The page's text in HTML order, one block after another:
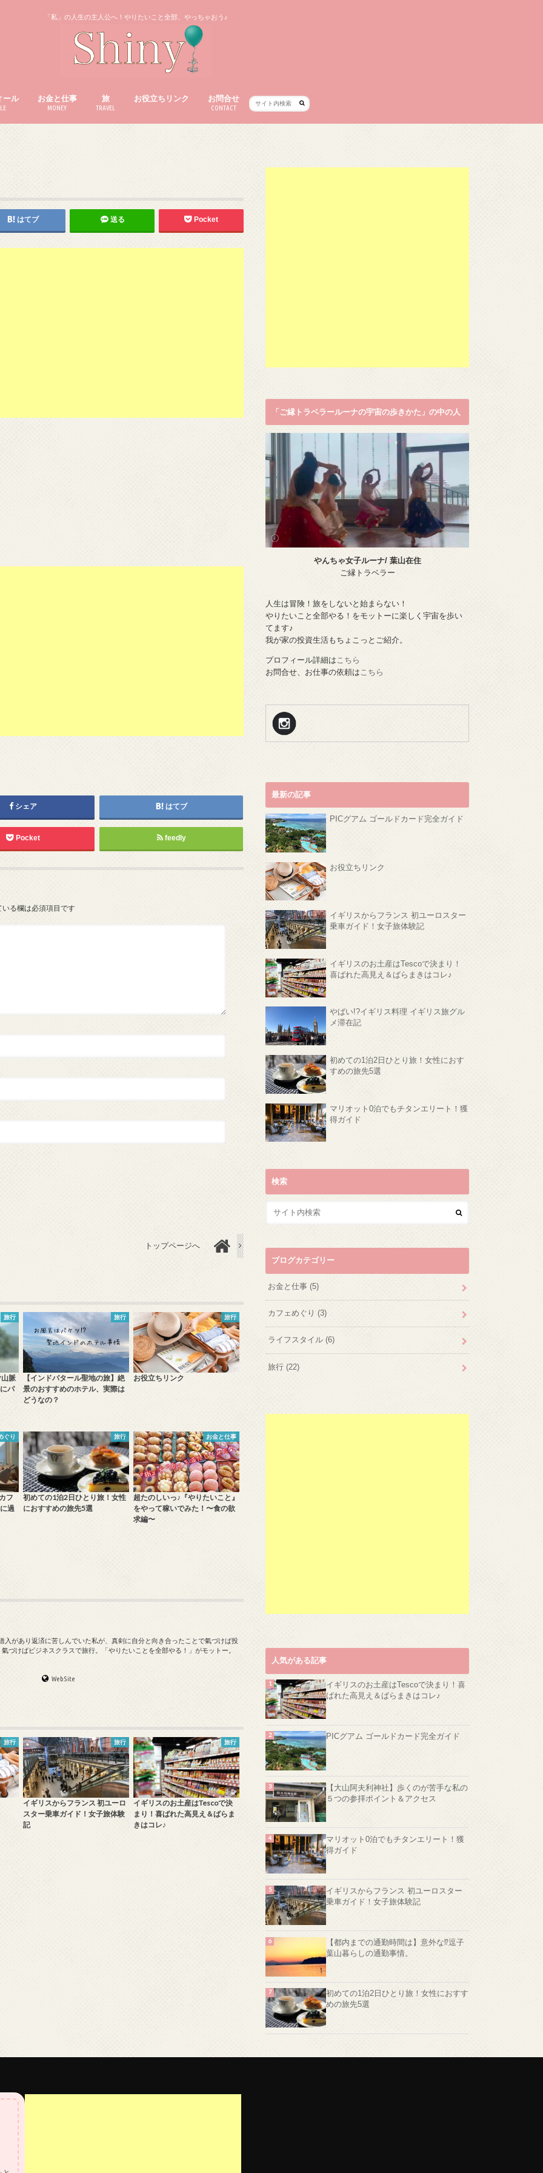
「私」の人生の主人公へ！やりたいこと全部、やっちゃおう♪
ール お金と仕事
MONEY
旅
TRAVEL
お役立ちリンク お問合せ
CONTACT
はてブ 送る Pocket
シェア はてブ
Pocket feedly
る欄は必須項目です
トップページへ
旅行
脈
パ
旅行
【インドパタール聖地の旅】絶
景のおすすめのホテル、実際は
どうなの？
旅行
お役立ちリンク
ぐり
フ
過
旅行
初めての1泊2日ひとり旅！女性
におすすめの旅先5選
お金と仕事
超たのしいっ♪『やりたいこと』
をやって稼いでみた！〜食の欲
求編〜
入があり返済に苦しんでいた私が、真剣に自分と向き合ったことで氣づけば投
づけばビジネスクラスで旅行。「やりたいことを全部やる！」がモットー。
WebSite
旅行 旅行
イギリスからフランス 初ユーロ
スター乗車ガイド！女子旅体験
記
旅行
イギリスのお土産はTescoで決
まり！喜ばれた高見え＆ばらま
きはコレ♪
「ご縁トラベラールーナの宇宙の歩きかた」の中の人
やんちゃ女子ルーナ/ 葉山在住
ご縁トラベラー
人生は冒険！旅をしないと始まらない！
やりたいこと全部やる！をモットーに楽しく宇宙を歩い
てます♪
我が家の投資生活もちょこっとご紹介。
プロフィール詳細は こちら
お問合せ、お仕事の依頼は こちら
最新の記事
PICグアム ゴールドカード完全ガイド
お役立ちリンク
イギリスからフランス 初ユーロスター
乗車ガイド！女子旅体験記
イギリスのお土産はTescoで決まり！
喜ばれた高見え＆ばらまきはコレ♪
やばい!?イギリス料理 イギリス旅グル
メ滞在記
初めての1泊2日ひとり旅！女性におす
すめの旅先5選
マリオット0泊でもチタンエリート！獲
得ガイド
検索
ブログカテゴリー
お金と仕事 (5)
カフェめぐり (3)
ライフスタイル (6)
旅行 (22)
人気がある記事
イギリスのお土産はTescoで決まり！喜
ばれた高見え＆ばらまきはコレ♪
PICグアム ゴールドカード完全ガイド
【大山阿夫利神社】歩くのが苦手な私の
５つの参拝ポイント＆アクセス
マリオット0泊でもチタンエリート！獲
得ガイド
イギリスからフランス 初ユーロスター
乗車ガイド！女子旅体験記
【都内までの通勤時間は】意外な⁉️逗子
葉山暮らしの通勤事情。
初めての1泊2日ひとり旅！女性におすす
めの旅先5選